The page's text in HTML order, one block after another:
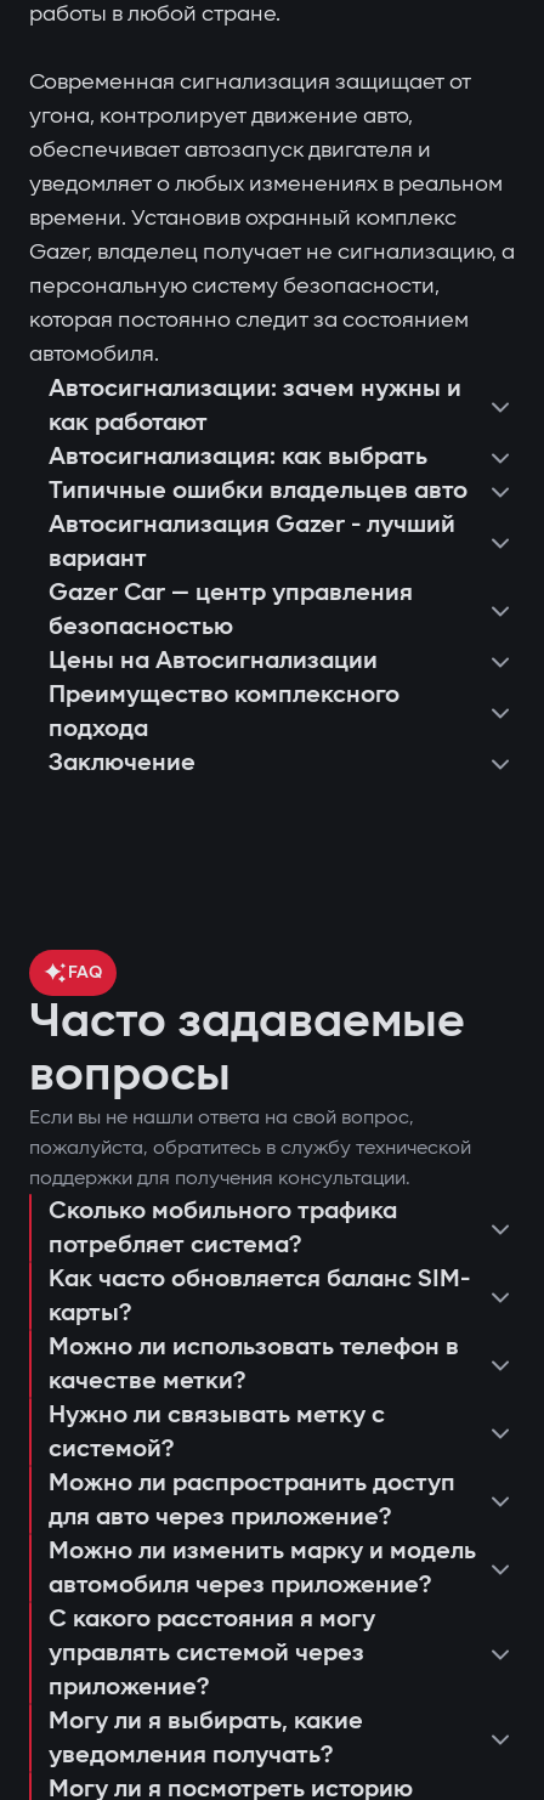
работы в любой стране.
Современная сигнализация защищает от
угона, контролирует движение авто,
обеспечивает автозапуск двигателя и
уведомляет о любых изменениях в реальном
времени. Установив охранный комплекс
Gazer, владелец получает не сигнализацию, а
персональную систему безопасности,
которая постоянно следит за состоянием
автомобиля.
Автосигнализации: зачем нужны и
как работают
контроль местоположения
автомобиля через GPS;
блокировка двигателя при попытке
несанкционированного запуска;
уведомления через приложение
Gazer Car;
дистанционный автозапуск
двигателя;
ведение журнала событий и попыток
доступа;
анализ движения и истории поездок.
Автосигнализация: как выбрать
Типичные ошибки владельцев авто
Автосигнализация Gazer - лучший
вариант
Защита от «электронной удочки»
Использование цифровой метки с
шифрованием AES128, которую
невозможно продлить или заменить. Это
предотвращает «релейные атаки» даже
при наличии скопированного ключа.
Авторизация владельца по метке
При открытии дверей или запуске
двигателя система ищет метку
владельца. Если её нет рядом —
двигатель блокируется, а владелец
мгновенно получает уведомление через
Gazer Car — центр управления
безопасностью
поставить или снять автомобиль с
охраны;
запустить двигатель дистанционно;
просмотреть последние
срабатывания или действия системы;
настроить push-уведомления и
сценарии доступа для членов семьи
или сервисных работников;
получать напоминания о
техобслуживании или обновлении
прошивки (Smart Update).
Цены на Автосигнализации
консультация и подбор оптимальной
системы;
установка и программирование
модулей;
проверка соединения и качества
сигнала 4G LTE;
объяснение пользователю работы и
управления через приложение Gazer
Car;
выдача гарантийного талона и
активация 3-летней поддержки.
Преимущество комплексного
подхода
Заключение
FAQ
Часто задаваемые
вопросы
Если вы не нашли ответа на свой вопрос,
пожалуйста, обратитесь в службу технической
поддержки для получения консультации.
Сколько мобильного трафика
потребляет система?
Как часто обновляется баланс SIM-
карты?
Можно ли использовать телефон в
качестве метки?
Нужно ли связывать метку с
системой?
Можно ли распространить доступ
для авто через приложение?
Можно ли изменить марку и модель
автомобиля через приложение?
С какого расстояния я могу
управлять системой через
приложение?
Могу ли я выбирать, какие
уведомления получать?
Могу ли я посмотреть историю